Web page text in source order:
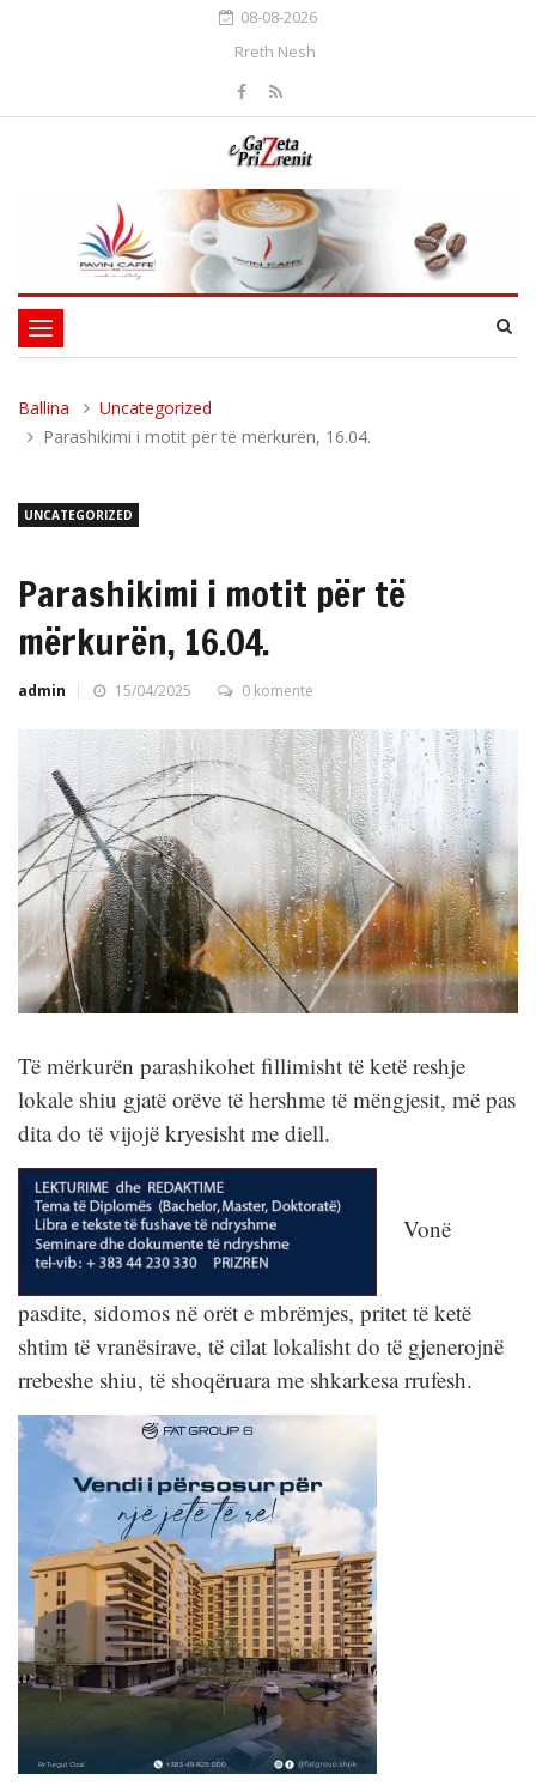
08-08-2026
Rreth Nesh
Toggle
navigation
Ballina
Uncategorized
Parashikimi i motit për të mërkurën, 16.04.
UNCATEGORIZED
Parashikimi i motit për të
mërkurën, 16.04.
admin 15/04/2025 0 komente
Të mërkurën parashikohet fillimisht të ketë reshje
lokale shiu gjatë orëve të hershme të mëngjesit, më pas
dita do të vijojë kryesisht me diell.
Vonë
pasdite, sidomos në orët e mbrëmjes, pritet të ketë
shtim të vranësirave, të cilat lokalisht do të gjenerojnë
rrebeshe shiu, të shoqëruara me shkarkesa rrufesh.